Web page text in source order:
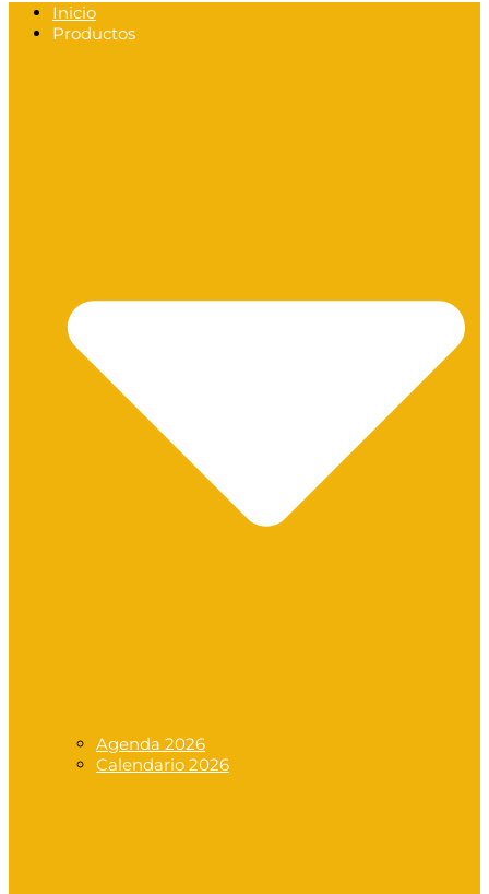
Inicio
Productos
Agenda 2026
Calendario 2026